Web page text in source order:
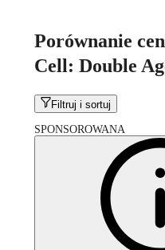
Porównanie
Cell: Double
Filtruj i sortuj
SPONSOROWANA